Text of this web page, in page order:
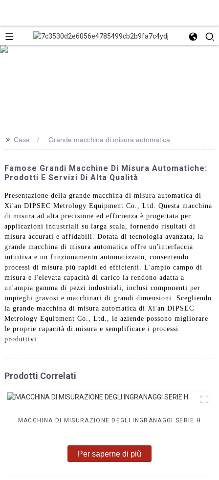
>> Casa Grande macchina di misura automatica
Famose Grandi Macchine Di Misura Automatiche:
Prodotti E Servizi Di Alta Qualità
Presentazione della grande macchina di misura automatica di
Xi'an DIPSEC Metrology Equipment Co., Ltd. Questa macchina
di misura ad alta precisione ed efficienza è progettata per
applicazioni industriali su larga scala, fornendo risultati di
misura accurati e affidabili. Dotata di tecnologia avanzata, la
grande macchina di misura automatica offre un'interfaccia
intuitiva e un funzionamento automatizzato, consentendo
processi di misura più rapidi ed efficienti. L'ampio campo di
misura e l'elevata capacità di carico la rendono adatta a
un'ampia gamma di pezzi industriali, inclusi componenti per
impieghi gravosi e macchinari di grandi dimensioni. Scegliendo
la grande macchina di misura automatica di Xi'an DIPSEC
Metrology Equipment Co., Ltd., le aziende possono migliorare
le proprie capacità di misura e semplificare i processi
produttivi.
Prodotti Correlati
MACCHINA DI MISURAZIONE DEGLI INGRANAGGI SERIE H
Per saperne di più